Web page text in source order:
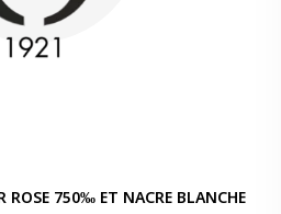
ROSE 750‰ ET NACRE BLANCHE